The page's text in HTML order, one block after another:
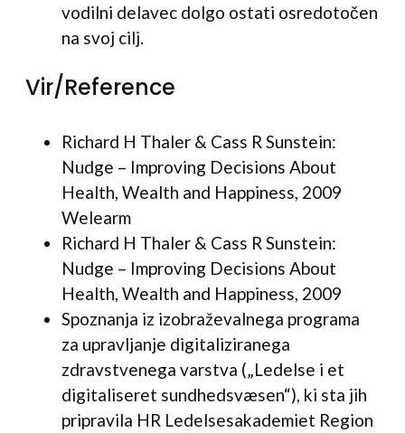
vodilni delavec dolgo ostati osredotočen
na svoj cilj.
Vir/Reference
Richard H Thaler & Cass R Sunstein:
Nudge – Improving Decisions About
Health, Wealth and Happiness, 2009
Welearm
Richard H Thaler & Cass R Sunstein:
Nudge – Improving Decisions About
Health, Wealth and Happiness, 2009
Spoznanja iz izobraževalnega programa
za upravljanje digitaliziranega
zdravstvenega varstva („Ledelse i et
digitaliseret sundhedsvæsen“), ki sta jih
pripravila HR Ledelsesakademiet Region